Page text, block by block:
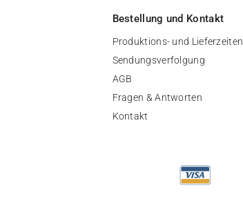
Bestellung und Kontakt
Produktions- und Lieferzeiten
Sendungsverfolgung
AGB
Fragen & Antworten
Kontakt